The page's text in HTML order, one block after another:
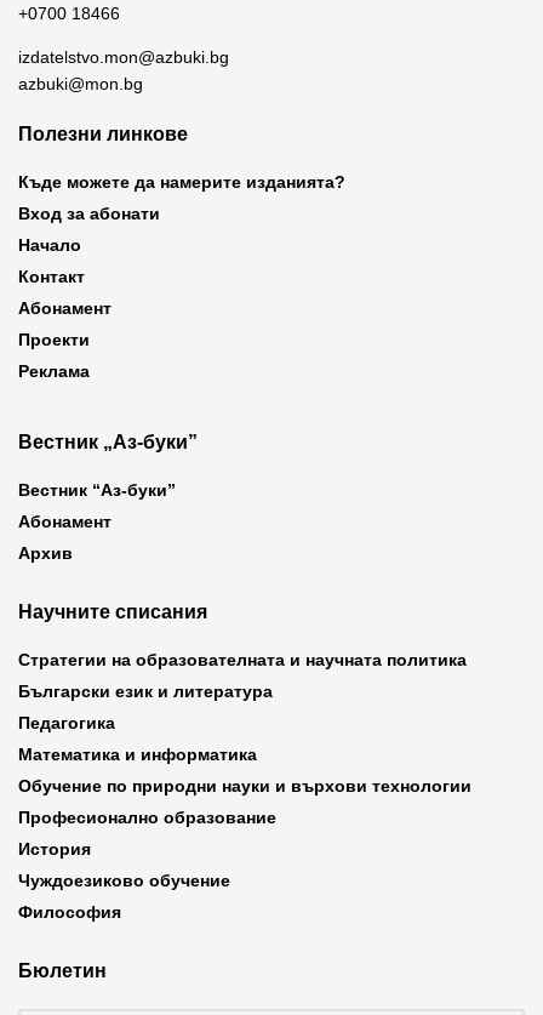
+0700 18466
izdatelstvo.mon@azbuki.bg
azbuki@mon.bg
Полезни линкове
Къде можете да намерите изданията?
Вход за абонати
Начало
Контакт
Абонамент
Проекти
Реклама
Вестник „Аз-буки”
Вестник “Аз-буки”
Абонамент
Архив
Научните списания
Стратегии на образователната и научната политика
Български език и литература
Педагогика
Математика и информатика
Обучение по природни науки и върхови технологии
Професионално образование
История
Чуждоезиково обучение
Философия
Бюлетин